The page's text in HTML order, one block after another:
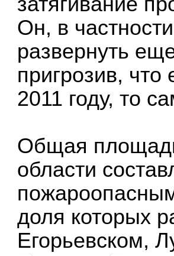
Он, в
развернуть
пригрозив,
2011 году, то
Общая
области
доля которых
Егорьевском,